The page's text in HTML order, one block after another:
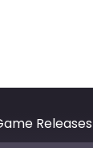
Releases